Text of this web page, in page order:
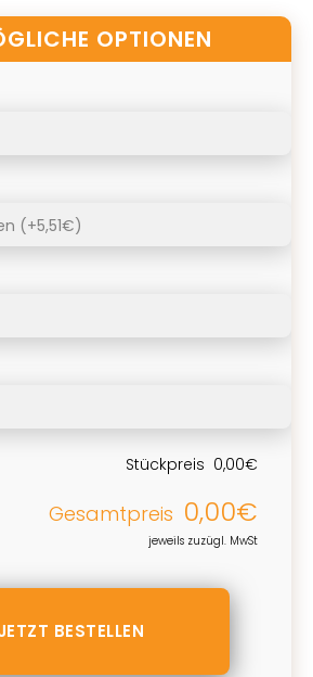
OPTIONEN
Stückpreis 0,00€
Gesamtpreis 0,00€
jeweils zuzügl. MwSt